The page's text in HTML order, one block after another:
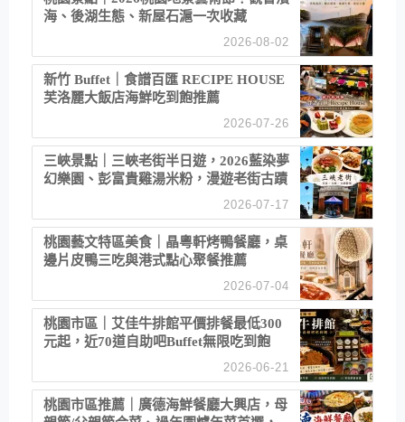
海、後湖生態、新屋石滬一次收藏
2026-08-02
新竹 Buffet｜食譜百匯 RECIPE HOUSE
芙洛麗大飯店海鮮吃到飽推薦
2026-07-26
三峽景點｜三峽老街半日遊，2026藍染夢
幻樂園、彭富貴雞湯米粉，漫遊老街古蹟
2026-07-17
桃園藝文特區美食｜晶粵軒烤鴨餐廳，桌
邊片皮鴨三吃與港式點心聚餐推薦
2026-07-04
桃園市區｜艾佳牛排館平價排餐最低300
元起，近70道自助吧Buffet無限吃到飽
2026-06-21
桃園市區推薦｜廣德海鮮餐廳大興店，母